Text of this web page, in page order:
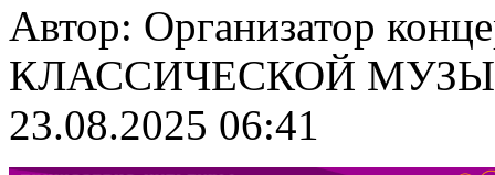
Автор: Организатор
КЛАССИЧЕСКОЙ
23.08.2025 06:41